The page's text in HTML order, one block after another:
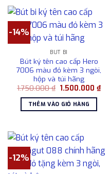
-14%
BÚT BI
Bút ký tên cao cấp Hero
7006 màu đỏ kèm 3 ngòi,
hộp và túi hãng
1.750.000₫ Giá
là:
1.750.000 ₫.
1.500.000₫Giá
hiện
THÊM VÀO GIỎ HÀNG
-12%